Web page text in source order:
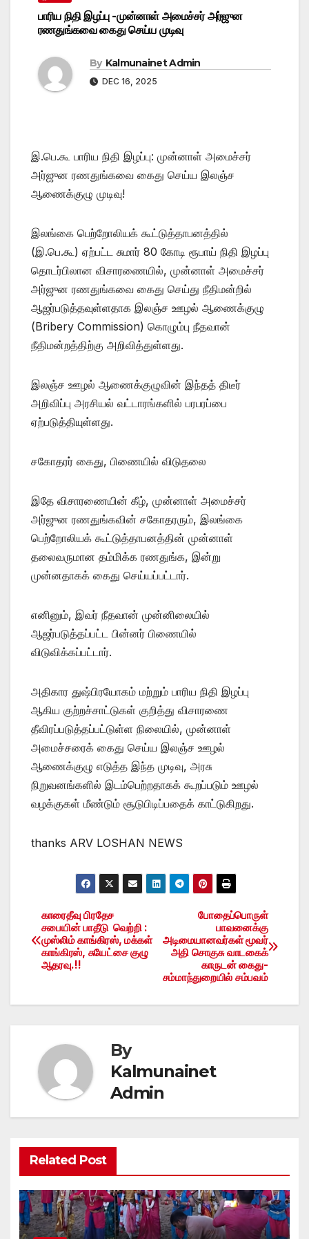
பாரிய நிதி இழப்பு -முன்னாள் அமைச்சர் அர்ஜுன
ரணதுங்கவை கைது செய்ய முடிவு
By Kalmunainet Admin
DEC 16, 2025
இ.பெ.கூ பாரிய நிதி இழப்பு: முன்னாள் அமைச்சர்
அர்ஜுன ரணதுங்கவை கைது செய்ய இலஞ்ச
ஆணைக்குழு முடிவு!
இலங்கை பெற்றோலியக் கூட்டுத்தாபனத்தில்
(இ.பெ.கூ) ஏற்பட்ட சுமார் 80 கோடி ரூபாய் நிதி இழப்பு
தொடர்பிலான விசாரணையில், முன்னாள் அமைச்சர்
அர்ஜுன ரணதுங்கவை கைது செய்து நீதிமன்றில்
ஆஜர்படுத்தவுள்ளதாக இலஞ்ச ஊழல் ஆணைக்குழு
(Bribery Commission) கொழும்பு நீதவான்
நீதிமன்றத்திற்கு அறிவித்துள்ளது.
இலஞ்ச ஊழல் ஆணைக்குழுவின் இந்தத் திடீர்
அறிவிப்பு அரசியல் வட்டாரங்களில் பரபரப்பை
ஏற்படுத்தியுள்ளது.
சகோதரர் கைது, பிணையில் விடுதலை
இதே விசாரணையின் கீழ், முன்னாள் அமைச்சர்
அர்ஜுன ரணதுங்கவின் சகோதரரும், இலங்கை
பெற்றோலியக் கூட்டுத்தாபனத்தின் முன்னாள்
தலைவருமான தம்மிக்க ரணதுங்க, இன்று
முன்னதாகக் கைது செய்யப்பட்டார்.
எனினும், இவர் நீதவான் முன்னிலையில்
ஆஜர்படுத்தப்பட்ட பின்னர் பிணையில்
விடுவிக்கப்பட்டார்.
அதிகார துஷ்பிரயோகம் மற்றும் பாரிய நிதி இழப்பு
ஆகிய குற்றச்சாட்டுகள் குறித்து விசாரணை
தீவிரப்படுத்தப்பட்டுள்ள நிலையில், முன்னாள்
அமைச்சரைக் கைது செய்ய இலஞ்ச ஊழல்
ஆணைக்குழு எடுத்த இந்த முடிவு, அரசு
நிறுவனங்களில் இடம்பெற்றதாகக் கூறப்படும் ஊழல்
வழக்குகள் மீண்டும் சூடுபிடிப்பதைக் காட்டுகிறது.
thanks ARV LOSHAN NEWS
Post
navigation
போதைப்பொருள்
பாவனைக்கு
அடிமையானவர்கள் மூவர்
அதி சொகுசு வாடகைக்
காருடன் கைது-
சம்மாந்துறையில் சம்பவம்
காரைதீவு பிரதேச
சபையின் பாதீடு வெற்றி :
முஸ்லிம் காங்கிரஸ், மக்கள்
காங்கிரஸ், சுயேட்சை குழு
ஆதரவு.!!
By
Kalmunainet
Admin
Related Post